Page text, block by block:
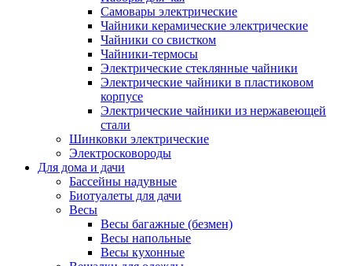
Самовары электрические
Чайники керамические электрические
Чайники со свистком
Чайники-термосы
Электрические стеклянные чайники
Электрические чайники в пластиковом
корпусе
Электрические чайники из нержавеющей
стали
Шинковки электрические
Электросковороды
Для дома и дачи
Бассейны надувные
Биотуалеты для дачи
Весы
Весы багажные (безмен)
Весы напольные
Весы кухонные